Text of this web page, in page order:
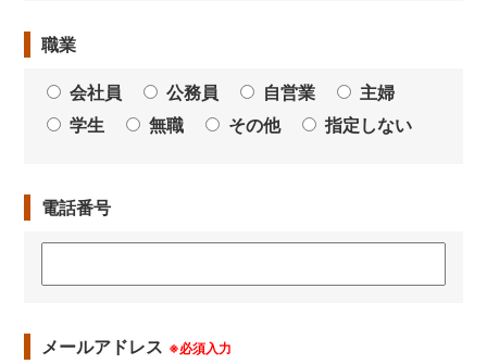
職業
会社員 公務員 自営業
主婦
学生
無職 その他 指定しない
電話番号
メールアドレス ※必須入力